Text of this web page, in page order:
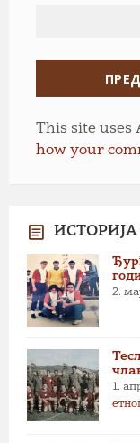
This site uses
how your
2.
1.